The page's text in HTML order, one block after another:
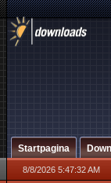
Startpagina
8/8/2026 5:47:32 AM